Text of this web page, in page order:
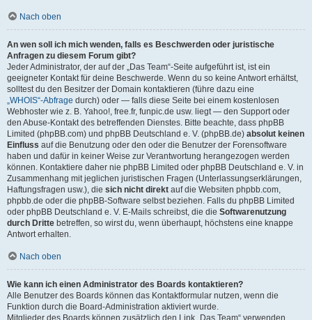
Nach oben
An wen soll ich mich wenden, falls es Beschwerden oder juristische
Anfragen zu diesem Forum gibt?
Jeder Administrator, der auf der „Das Team“-Seite aufgeführt ist, ist ein
geeigneter Kontakt für deine Beschwerde. Wenn du so keine Antwort erhältst,
solltest du den Besitzer der Domain kontaktieren (führe dazu eine
„WHOIS“-Abfrage durch) oder — falls diese Seite bei einem kostenlosen
Webhoster wie z. B. Yahoo!, free.fr, funpic.de usw. liegt — den Support oder
den Abuse-Kontakt des betreffenden Dienstes. Bitte beachte, dass phpBB
Limited (phpBB.com) und phpBB Deutschland e. V. (phpBB.de) absolut keinen
Einfluss auf die Benutzung oder den oder die Benutzer der Forensoftware
haben und dafür in keiner Weise zur Verantwortung herangezogen werden
können. Kontaktiere daher nie phpBB Limited oder phpBB Deutschland e. V. in
Zusammenhang mit jeglichen juristischen Fragen (Unterlassungserklärungen,
Haftungsfragen usw.), die sich nicht direkt auf die Websiten phpbb.com,
phpbb.de oder die phpBB-Software selbst beziehen. Falls du phpBB Limited
oder phpBB Deutschland e. V. E-Mails schreibst, die die Softwarenutzung
durch Dritte betreffen, so wirst du, wenn überhaupt, höchstens eine knappe
Antwort erhalten.
Nach oben
Wie kann ich einen Administrator des Boards kontaktieren?
Alle Benutzer des Boards können das Kontaktformular nutzen, wenn die
Funktion durch die Board-Administration aktiviert wurde.
Mitglieder des Boards können zusätzlich den Link „Das Team“ verwenden.